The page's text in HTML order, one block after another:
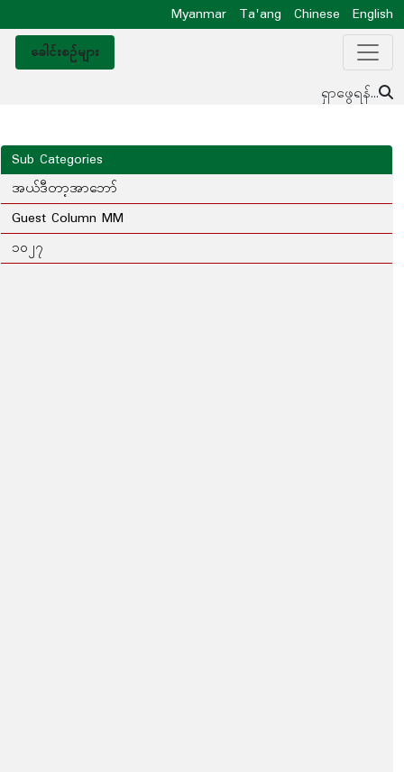
Myanmar Ta'ang Chinese
English
ခေါင်းစဥ်များ
ရှာဖွေရန်...
Sub Categories
အယ်ဒီတာ့အာဘော်
Guest Column MM
၁၀၂၇